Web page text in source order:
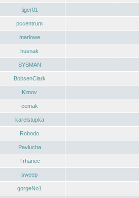
tiger01
pccentrum
marlowe
husnak
SYSMAN
BobsenClark
Kimov
cemak
karelstupka
Robodo
Pavlucha
Trhanec
sweep
gorgeNo1